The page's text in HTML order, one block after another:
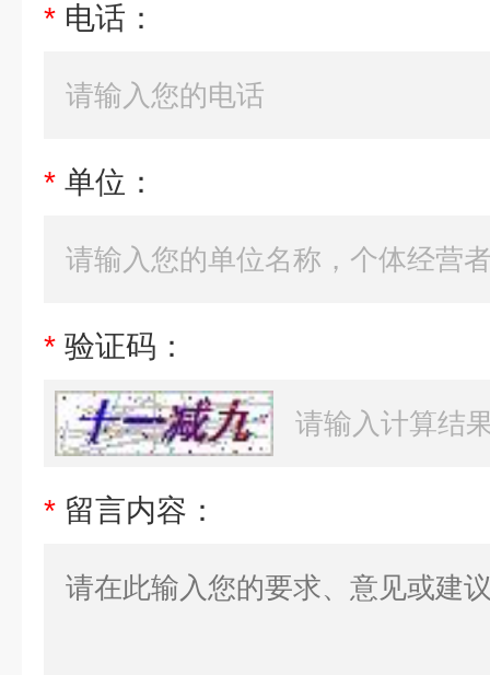
* 电话：
* 单位：
* 验证码：
* 留言内容：